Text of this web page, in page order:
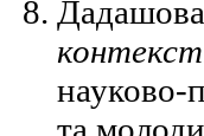
науково-